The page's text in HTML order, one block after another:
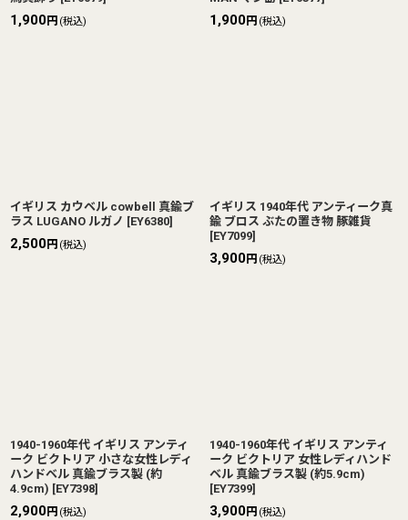
1,900円 (税込) 1,900円 (税込)
イギリス カウベル cowbell 真鍮ブ
ラス LUGANO ルガノ [EY6380]
2,500円 (税込)
イギリス 1940年代 アンティーク真
鍮 ブロス ぶたの置き物 豚雑貨
[EY7099]
3,900円 (税込)
1940-1960年代 イギリス アンティ
ーク ビクトリア 小さな女性レディ
ハンドベル 真鍮ブラス製 (約
4.9cm) [EY7398]
2,900円 (税込)
1940-1960年代 イギリス アンティ
ーク ビクトリア 女性レディハンド
ベル 真鍮ブラス製 (約5.9cm)
[EY7399]
3,900円 (税込)